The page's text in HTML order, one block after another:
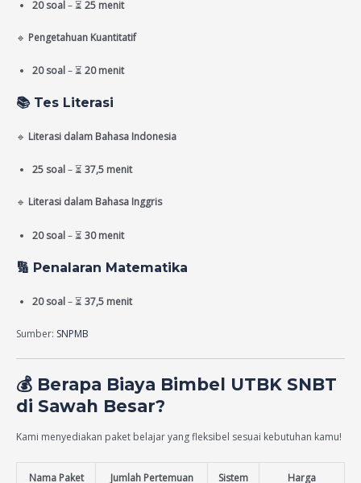
20 soal– ⏳ 25 menit
🔹 Pengetahuan Kuantitatif
20 soal– ⏳ 20 menit
📚 Tes Literasi
🔹 Literasi dalam Bahasa Indonesia
25 soal– ⏳ 37,5 menit
🔹 Literasi dalam Bahasa Inggris
20 soal– ⏳ 30 menit
🔢 Penalaran Matematika
20 soal– ⏳ 37,5 menit
Sumber: SNPMB
💰 Berapa Biaya Bimbel UTBK SNBT
di Sawah Besar?
Kami menyediakan paket belajar yang fleksibel sesuai kebutuhan kamu!
Nama Paket Jumlah Pertemuan Sistem Harga